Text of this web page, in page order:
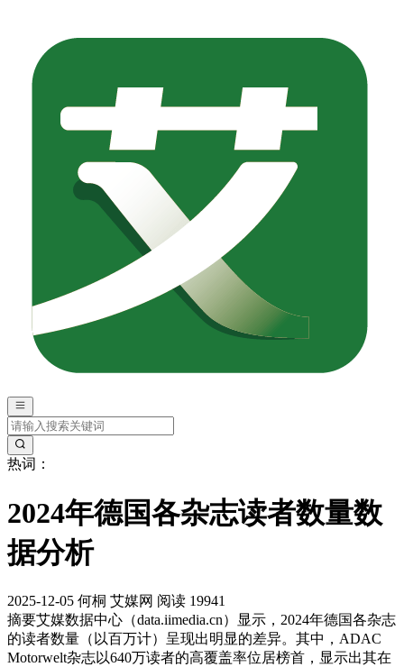
热词：
2024年德国各杂志读者数量数
据分析
2025-12-05 何桐 艾媒网 阅读 19941
摘要艾媒数据中心（data.iimedia.cn）显示，2024年德国各杂志
的读者数量（以百万计）呈现出明显的差异。其中，ADAC
Motorwelt杂志以640万读者的高覆盖率位居榜首，显示出其在